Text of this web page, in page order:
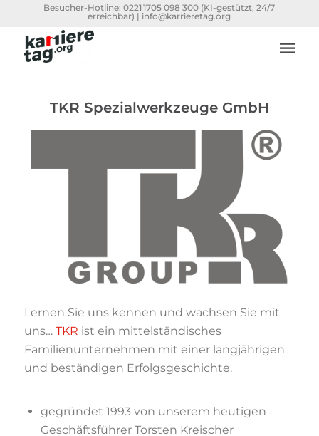
Besucher-Hotline:0221 1705 098 300 (KI-gestützt, 24/7
erreichbar) | info@karrieretag.org
TKR Spezialwerkzeuge GmbH
Lernen Sie uns kennen und wachsen Sie mit
uns… TKR ist ein mittelständisches
Familienunternehmen mit einer langjährigen
und beständigen Erfolgsgeschichte.
gegründet 1993 von unserem heutigen
Geschäftsführer Torsten Kreischer